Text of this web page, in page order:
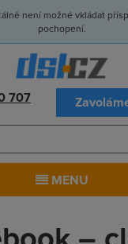
není možné vkládat
pochopení.
707
MENU